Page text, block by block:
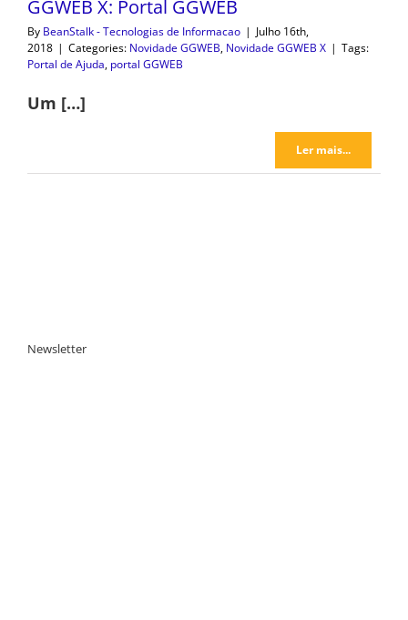
GGWEB X: Portal GGWEB
By BeanStalk - Tecnologias de Informacao | Julho 16th,
2018 | Categories: Novidade GGWEB, Novidade GGWEB X | Tags:
Portal de Ajuda, portal GGWEB
Um […]
Ler mais...
Newsletter